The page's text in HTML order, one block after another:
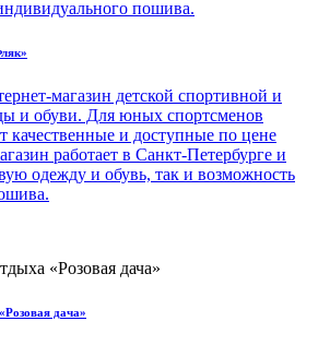
пошива.
магазин детской спортивной и
и обуви. Для юных спортсменов
качественные и доступные по цене
работает в Санкт-Петербурге и
одежду и обувь, так и возможность
дача»